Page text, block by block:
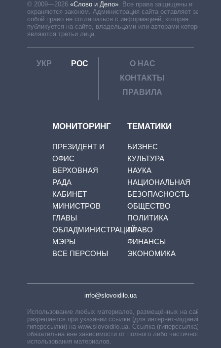
© 2009—2026 «Слово и Дело». Все права защищены и
охраняются законом. Администрация сайта оставляет за
собой право не соглашаться с информацией, которая
публикуется на сайте, владельцами или авторами которой
являются третьи лица.
УКР РОС
О НАС
КОНТАКТЫ
ПРАВИЛА
МОНИТОРИНГ
ПРЕЗИДЕНТ И
ОФИС
ВЕРХОВНАЯ
РАДА
КАБИНЕТ
МИНИСТРОВ
ГЛАВЫ
ОБЛАДМИНИСТРАЦИЙ
МЭРЫ
ВСЕ ПЕРСОНЫ
ТЕМАТИКИ
БИЗНЕС
КУЛЬТУРА
НАУКА
НАЦИОНАЛЬНАЯ
БЕЗОПАСНОСТЬ
ОБЩЕСТВО
ПОЛИТИКА
ПРАВО
ФИНАНСЫ
ЭКОНОМИКА
info@slovoidilo.ua
Использование любых материалов, размещённых на сайте,
разрешается при указании ссылки (для интернет-изданий —
гиперссылки) на www.slovoidilo.ua. Ссылка (гиперссылка)
обязательна вне зависимости от полного либо частичного
использования материалов.